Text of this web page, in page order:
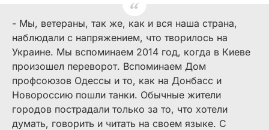
- Мы, ветераны, так же, как и вся наша страна,
наблюдали с напряжением, что творилось на
Украине. Мы вспоминаем 2014 год, когда в Киеве
произошел переворот. Вспоминаем Дом
профсоюзов Одессы и то, как на Донбасс и
Новороссию пошли танки. Обычные жители
городов пострадали только за то, что хотели
думать, говорить и читать на своем языке. С